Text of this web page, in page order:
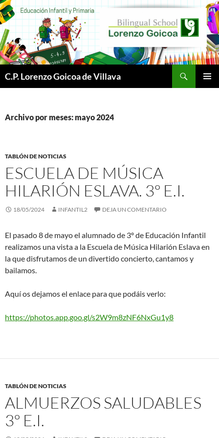
C.P. Lorenzo Goicoa de Villava
Archivo por meses: mayo 2024
TABLÓN DE NOTICIAS
ESCUELA DE MÚSICA
HILARIÓN ESLAVA. 3º E.I.
18/05/2024 INFANTIL2 DEJA UN COMENTARIO
El pasado 8 de mayo el alumnado de 3º de Educación Infantil
realizamos una vista a la Escuela de Música Hilarión Eslava en
la que disfrutamos de un divertido concierto, cantamos y
bailamos.
Aquí os dejamos el enlace para que podáis verlo:
https://photos.app.goo.gl/s2W9m8zNF6NxGu1y8
TABLÓN DE NOTICIAS
ALMUERZOS SALUDABLES
3º E.I.